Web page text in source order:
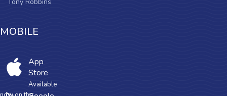
MOBILE
App
Store
Available